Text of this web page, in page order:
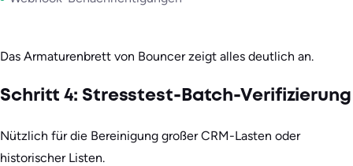
Das Armaturenbrett von Bouncer zeigt alles deutlich an.
Schritt 4: Stresstest-Batch-Verifizierung
Nützlich für die Bereinigung großer CRM-Lasten oder
historischer Listen.